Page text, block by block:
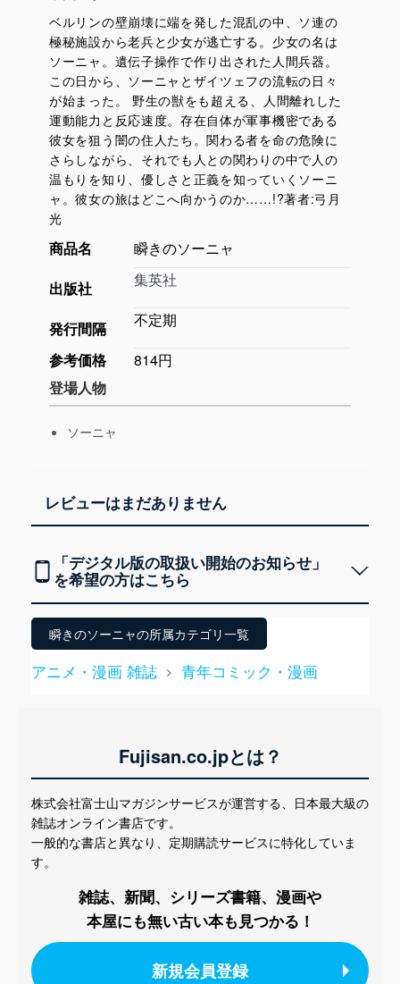
ベルリンの壁崩壊に端を発した混乱の中、ソ連の
極秘施設から老兵と少女が逃亡する。少女の名は
ソーニャ。遺伝子操作で作り出された人間兵器。
この日から、ソーニャとザイツェフの流転の日々
が始まった。 野生の獣をも超える、人間離れした
運動能力と反応速度。存在自体が軍事機密である
彼女を狙う闇の住人たち。関わる者を命の危険に
さらしながら、それでも人との関わりの中で人の
温もりを知り、優しさと正義を知っていくソーニ
ャ。彼女の旅はどこへ向かうのか……!?著者:弓月
光
商品名
瞬きのソーニャ
出版社
集英社
発行間隔
不定期
参考価格
814円
登場人物
ソーニャ
レビューはまだありません
「デジタル版の取扱い開始のお知らせ」
を希望の方はこちら
瞬きのソーニャの所属カテゴリ一覧
アニメ・漫画 雑誌 > 青年コミック・漫画
Fujisan.co.jpとは？
株式会社富士山マガジンサービスが運営する、 日本最大級の
雑誌オンライン書店です。
一般的な書店と異なり、 定期購読サービスに特化していま
す。
雑誌、新聞、シリーズ書籍、漫画や
本屋にも無い古い本も見つかる！
新規会員登録